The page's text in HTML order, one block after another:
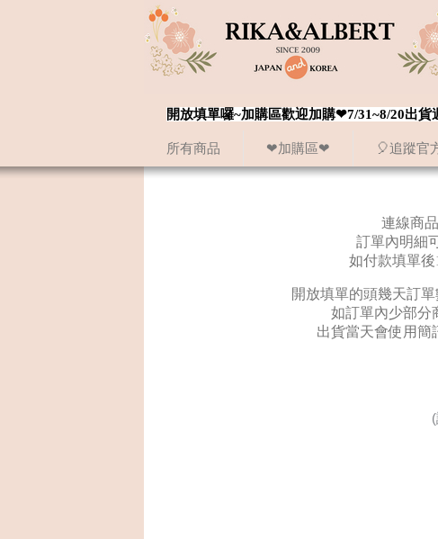
所有商品 ❤加購區❤ 🎈追蹤官
開放填單囉~加購區歡迎加購❤7/31~8/20出